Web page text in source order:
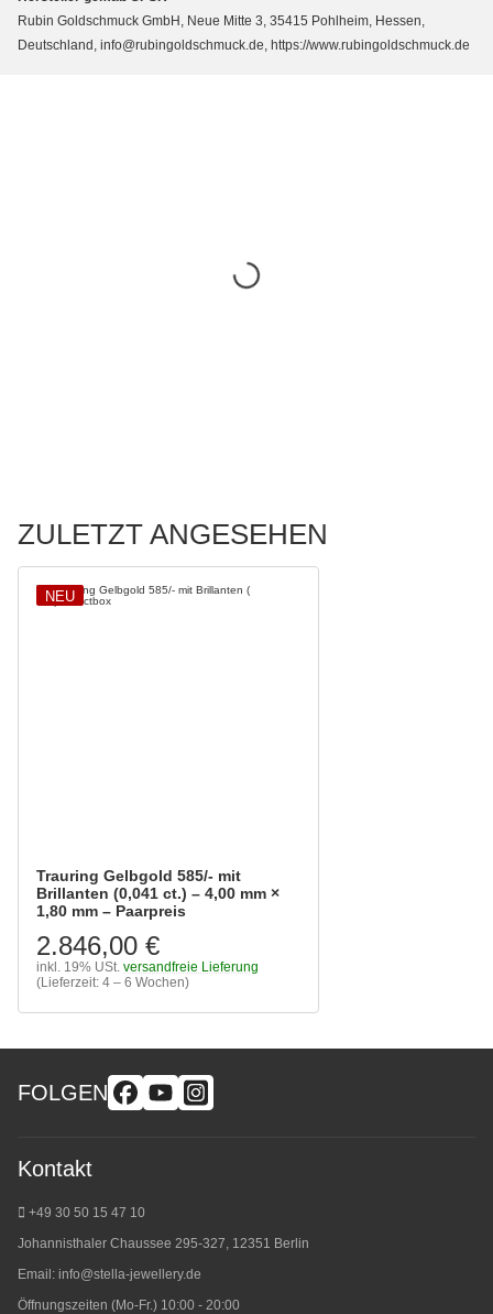
Rubin Goldschmuck GmbH, Neue Mitte 3, 35415 Pohlheim, Hessen,
Deutschland, info@rubingoldschmuck.de, https://www.rubingoldschmuck.de
ZULETZT ANGESEHEN
NEU
Trauring Gelbgold 585/- mit
Brillanten (0,041 ct.) – 4,00 mm ×
1,80 mm – Paarpreis
2.846,00 €
inkl. 19% USt. versandfreie Lieferung
(Lieferzeit: 4 – 6 Wochen)
FOLGEN
Kontakt
+49 30 50 15 47 10
Johannisthaler Chaussee 295-327, 12351 Berlin
Email: info@stella-jewellery.de
Öffnungszeiten (Mo-Fr.) 10:00 - 20:00